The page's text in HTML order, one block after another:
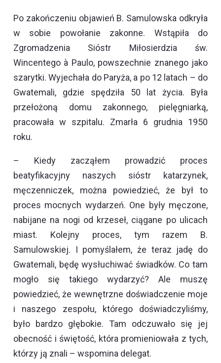
Po zakończeniu objawień B. Samulowska odkryła
w sobie powołanie zakonne. Wstąpiła do
Zgromadzenia Sióstr Miłosierdzia św.
Wincentego à Paulo, powszechnie znanego jako
szarytki. Wyjechała do Paryża, a po 12 latach – do
Gwatemali, gdzie spędziła 50 lat życia. Była
przełożoną domu zakonnego, pielęgniarką,
pracowała w szpitalu. Zmarła 6 grudnia 1950
roku.
– Kiedy zacząłem prowadzić proces
beatyfikacyjny naszych sióstr katarzynek,
męczenniczek, można powiedzieć, że był to
proces mocnych wydarzeń. One były męczone,
nabijane na nogi od krzeseł, ciągane po ulicach
miast. Kolejny proces, tym razem B.
Samulowskiej. I pomyślałem, że teraz jadę do
Gwatemali, będę wysłuchiwać świadków. Co tam
mogło się takiego wydarzyć? Ale muszę
powiedzieć, że wewnętrzne doświadczenie moje
i naszego zespołu, którego doświadczyliśmy,
było bardzo głębokie. Tam odczuwało się jej
obecność i świętość, która promieniowała z tych,
którzy ją znali – wspomina delegat.